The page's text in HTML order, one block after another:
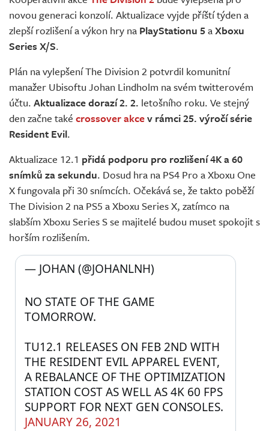
Živě
novou generaci konzolí. Aktualizace vyjde příští týden a
zlepší rozlišení a výkon hry na PlayStationu 5 aXboxu
Series X/S.
Plán na vylepšení The Division 2 potvrdil komunitní
manažer Ubisoftu Johan Lindholm na svém twitterovém
účtu. Aktualizace dorazí 2. 2. letošního roku. Ve stejný
den začne také crossover akcev rámci 25. výročí série
Resident Evil.
Aktualizace 12.1 přidá podporu pro rozlišení 4K a 60
snímků za sekundu. Dosud hra na PS4 Pro a Xboxu One
X fungovala při 30 snímcích. Očekává se, že takto poběží
The Division 2 na PS5 a Xboxu Series X, zatímco na
slabším Xboxu Series S se majitelé budou muset spokojit s
horším rozlišením.
NO STATE OF THE GAME
TOMORROW.
TU12.1 RELEASES ON FEB 2ND WITH
THE RESIDENT EVIL APPAREL EVENT,
A REBALANCE OF THE OPTIMIZATION
STATION COST AS WELL AS 4K 60 FPS
SUPPORT FOR NEXT GEN CONSOLES.
— JOHAN (@JOHANLNH)
JANUARY 26, 2021